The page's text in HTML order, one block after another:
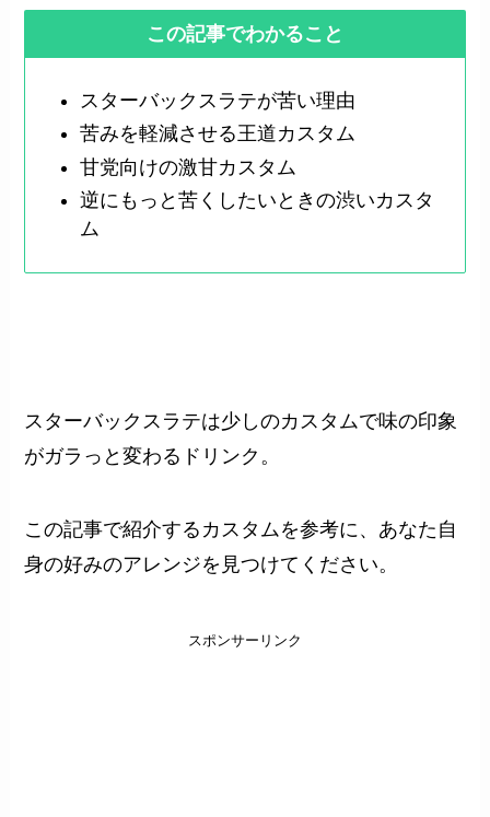
この記事でわかること
スターバックスラテが苦い理由
苦みを軽減させる王道カスタム
甘党向けの激甘カスタム
逆にもっと苦くしたいときの渋いカスタ
ム
スターバックスラテは少しのカスタムで味の印象
がガラっと変わるドリンク。
この記事で紹介するカスタムを参考に、あなた自
身の好みのアレンジを見つけてください。
スポンサーリンク